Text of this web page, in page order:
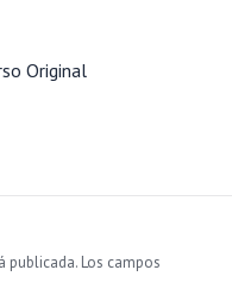
Original
publicada. Los campos